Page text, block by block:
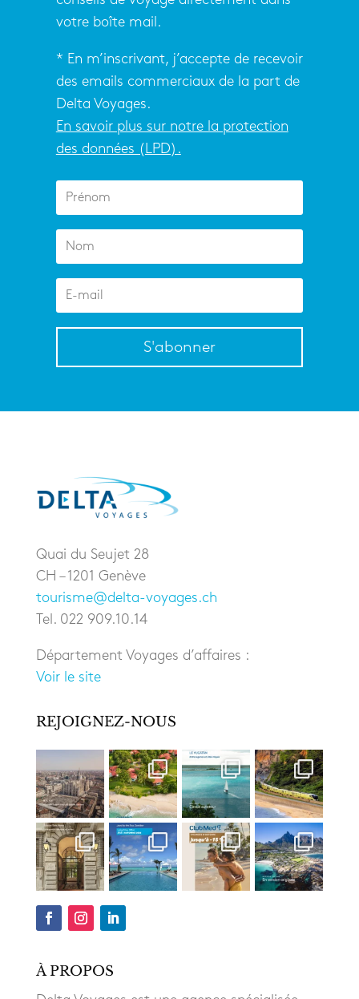
votre boîte mail.
* En m’inscrivant, j’accepte de recevoir
des emails commerciaux de la part de
Delta Voyages.
En savoir plus sur notre la protection
des données (LPD).
S'abonner
Quai du Seujet 28
CH – 1201 Genève
tourisme@delta-voyages.ch
Tel. 022 909.10.14
Département Voyages d’affaires :
Voir le site
REJOIGNEZ-NOUS
À PROPOS